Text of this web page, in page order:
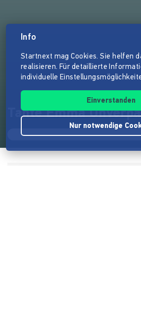
Tante Emma
Info
Startnext mag Cookies. Sie helfen
realisieren. Für detaillierte
individuelle
Einverstanden
Nur notwendige